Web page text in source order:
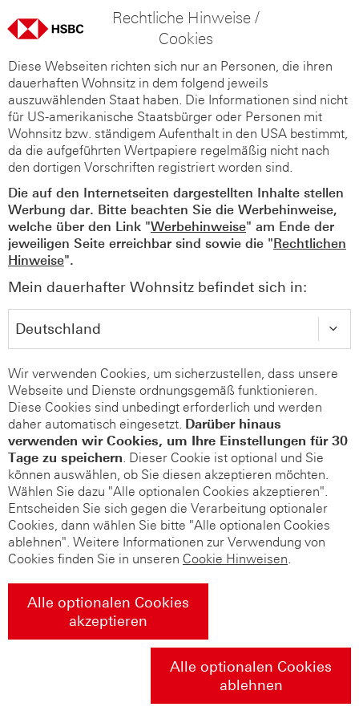
Rechtliche Hinweise /
Cookies
Diese Webseiten richten sich nur an Personen, die ihren
dauerhaften Wohnsitz in dem folgend jeweils
auszuwählenden Staat haben. Die Informationen sind nicht
für US-amerikanische Staatsbürger oder Personen mit
Wohnsitz bzw. ständigem Aufenthalt in den USA bestimmt,
da die aufgeführten Wertpapiere regelmäßig nicht nach
den dortigen Vorschriften registriert worden sind.
Die auf den Internetseiten dargestellten Inhalte stellen
Werbung dar. Bitte beachten Sie die Werbehinweise,
welche über den Link "Werbehinweise" am Ende der
jeweiligen Seite erreichbar sind sowie die "Rechtlichen
Hinweise".
Mein dauerhafter Wohnsitz befindet sich in:
Wir verwenden Cookies, um sicherzustellen, dass unsere
Webseite und Dienste ordnungsgemäß funktionieren.
Diese Cookies sind unbedingt erforderlich und werden
daher automatisch eingesetzt. Darüber hinaus
verwenden wir Cookies, um Ihre Einstellungen für 30
Tage zu speichern. Dieser Cookie ist optional und Sie
können auswählen, ob Sie diesen akzeptieren möchten.
Wählen Sie dazu "Alle optionalen Cookies akzeptieren".
Entscheiden Sie sich gegen die Verarbeitung optionaler
Cookies, dann wählen Sie bitte "Alle optionalen Cookies
ablehnen". Weitere Informationen zur Verwendung von
Cookies finden Sie in unseren Cookie Hinweisen.
Alle optionalen Cookies
akzeptieren
Alle optionalen Cookies
ablehnen